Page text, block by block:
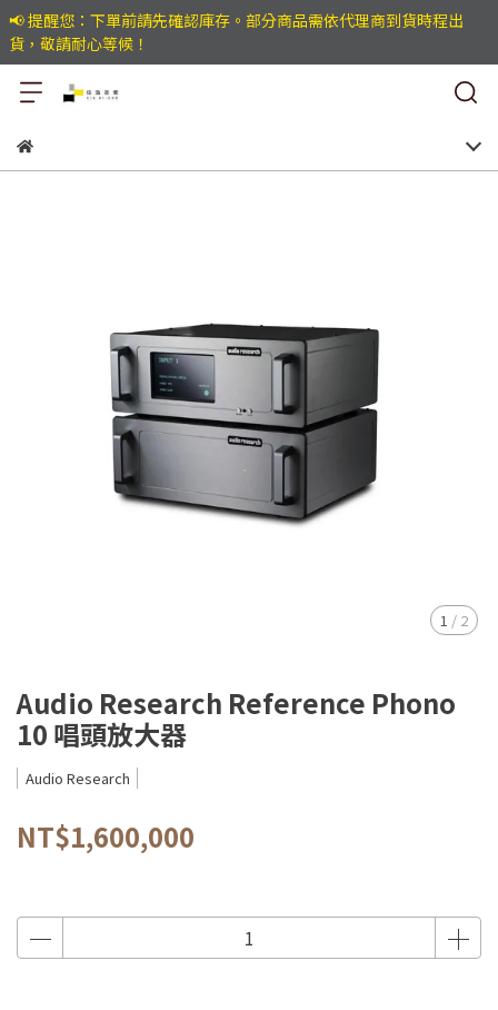
📢 提醒您：下單前請先確認庫存。部分商品需依代理商到貨時程出
貨，敬請耐心等候！
1 / 2
Audio Research Reference Phono
10 唱頭放大器
Audio Research
NT$1,600,000